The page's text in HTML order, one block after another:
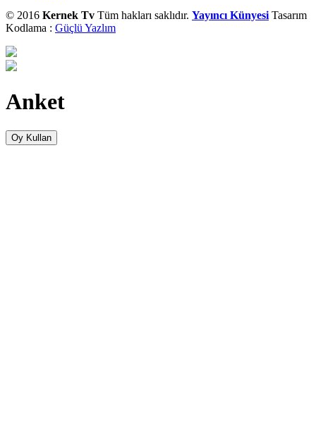
© 2016 Kernek Tv Tüm hakları saklıdır. Yayıncı Künyesi Tasarım
Kodlama : Güçlü Yazlım
Anket